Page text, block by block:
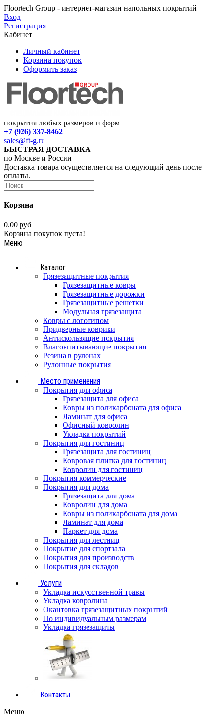
Floortech Group - интернет-магазин напольных покрытий
Вход |
Регистрация
Кабинет
Личный кабинет
Корзина покупок
Оформить заказ
покрытия любых размеров и форм
+7 (926) 337-8462
sales@ft-g.ru
БЫСТРАЯ ДОСТАВКА
по Москве и России
Доставка товара осуществляется на следующий день после
оплаты.
Корзина
0.00 руб
Корзина покупок пуста!
Меню
Каталог
Грязезащитные покрытия
Грязезащитные ковры
Грязезащитные дорожки
Грязезащитные решетки
Модульная грязезащита
Ковры с логотипом
Придверные коврики
Антискользящие покрытия
Влаговпитывающие покрытия
Резина в рулонах
Рулонные покрытия
Место применения
Покрытия для офиса
Грязезащита для офиса
Ковры из поликарбоната для офиса
Ламинат для офиса
Офисный ковролин
Укладка покрытий
Покрытия для гостиниц
Грязезащита для гостиниц
Ковровая плитка для гостиниц
Ковролин для гостиниц
Покрытия коммерческие
Покрытия для дома
Грязезащита для дома
Ковролин для дома
Ковры из поликарбоната для дома
Ламинат для дома
Паркет для дома
Покрытия для лестниц
Покрытие для спортзала
Покрытия для производств
Покрытия для складов
Услуги
Укладка искусственной травы
Укладка ковролина
Окантовка грязезащитных покрытий
По индивидуальным размерам
Укладка грязезащиты
Контакты
Меню